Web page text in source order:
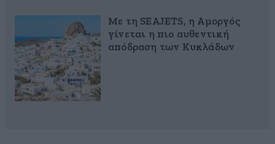
Με τη SEAJETS, η Αμοργός
γίνεται η πιο αυθεντική
απόδραση των Κυκλάδων